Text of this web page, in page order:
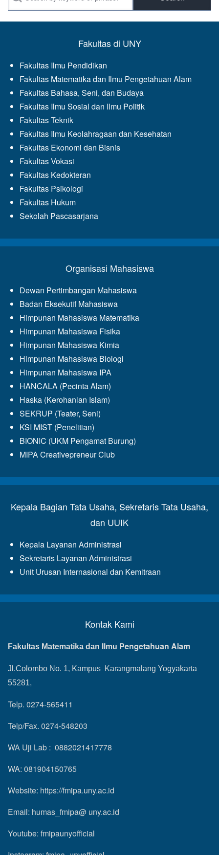
Fakultas di UNY
Fakultas Ilmu Pendidikan
Fakultas Matematika dan Ilmu Pengetahuan Alam
Fakultas Bahasa, Seni, dan Budaya
Fakultas Ilmu Sosial dan Ilmu Politik
Fakultas Teknik
Fakultas Ilmu Keolahragaan dan Kesehatan
Fakultas Ekonomi dan Bisnis
Fakultas Vokasi
Fakultas Kedokteran
Fakultas Psikologi
Fakultas Hukum
Sekolah Pascasarjana
Organisasi Mahasiswa
Dewan Pertimbangan Mahasiswa
Badan Eksekutif Mahasiswa
Himpunan Mahasiswa Matematika
Himpunan Mahasiswa Fisika
Himpunan Mahasiswa Kimia
Himpunan Mahasiswa Biologi
Himpunan Mahasiswa IPA
HANCALA (Pecinta Alam)
Haska (Kerohanian Islam)
SEKRUP (Teater, Seni)
KSI MIST (Penelitian)
BIONIC (UKM Pengamat Burung)
MIPA Creativepreneur Club
Kepala Bagian Tata Usaha, Sekretaris Tata Usaha,
dan UUIK
Kepala Layanan Administrasi
Sekretaris Layanan Administrasi
Unit Urusan Internasional dan Kemitraan
Kontak Kami
Fakultas Matematika dan Ilmu Pengetahuan Alam
Jl.Colombo No. 1, Kampus Karangmalang Yogyakarta
55281,
Telp. 0274-565411
Telp/Fax. 0274-548203
WA Uji Lab : 0882021417778
WA: 081904150765
Website: https://fmipa.uny.ac.id
Email: humas_fmipa@ uny.ac.id
Youtube: fmipaunyofficial